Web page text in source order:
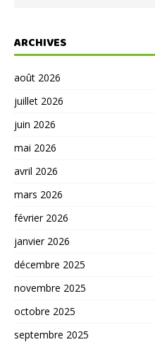
ARCHIVES
août 2026
juillet 2026
juin 2026
mai 2026
avril 2026
mars 2026
février 2026
janvier 2026
décembre 2025
novembre 2025
octobre 2025
septembre 2025